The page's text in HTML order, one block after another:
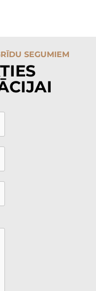
SEGUMIEM